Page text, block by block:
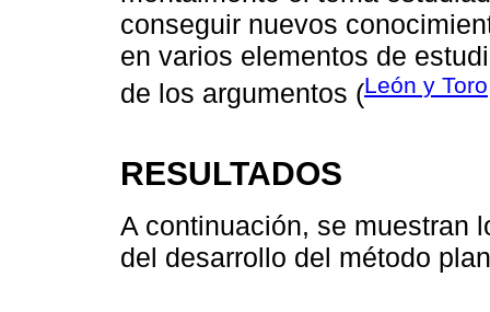
conseguir nuevos
en varios elementos de
de los argumentos (León y
RESULTADOS
A continuación, se muestran
del desarrollo del método